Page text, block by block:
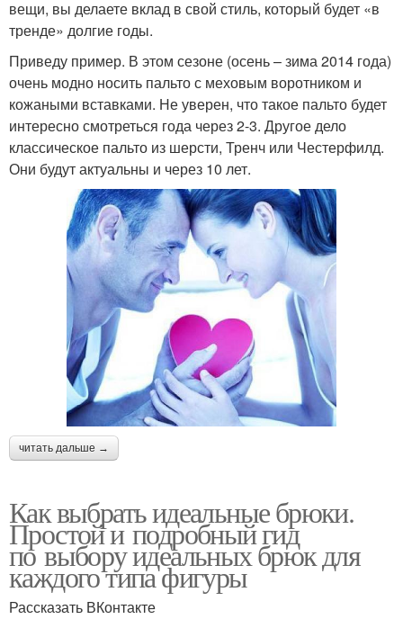
вещи, вы делаете вклад в свой стиль, который будет «в
тренде» долгие годы.
Приведу пример. В этом сезоне (осень – зима 2014 года)
очень модно носить пальто с меховым воротником и
кожаными вставками. Не уверен, что такое пальто будет
интересно смотреться года через 2-3. Другое дело
классическое пальто из шерсти, Тренч или Честерфилд.
Они будут актуальны и через 10 лет.
читать дальше →
Как выбрать идеальные брюки.
Простой и подробный гид
по выбору идеальных брюк для
каждого типа фигуры
Рассказать ВКонтакте